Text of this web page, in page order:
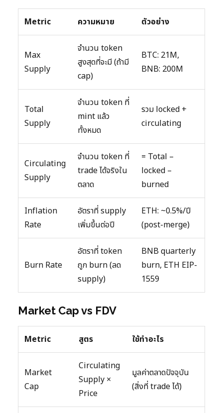
Metric ความหมาย ตัวอย่าง
Max
Supply
จำนวน token
สูงสุดที่จะมี (ถ้ามี
cap)
BTC: 21M,
BNB: 200M
Total
Supply
จำนวน token ที่
mint แล้ว
ทั้งหมด
รวม locked +
circulating
Circulating
Supply
จำนวน token ที่
trade ได้จริงใน
ตลาด
= Total –
locked –
burned
Inflation
Rate
อัตราที่ supply
เพิ่มขึ้นต่อปี
ETH: ~0.5%/ปี
(post-merge)
Burn Rate
อัตราที่ token
ถูก burn (ลด
supply)
BNB quarterly
burn, ETH EIP-
1559
Market Cap vs FDV
Metric สูตร ใช้ทำอะไร
Market
Cap
Circulating
Supply ×
Price
มูลค่าตลาดปัจจุบัน
(สิ่งที่ trade ได้)